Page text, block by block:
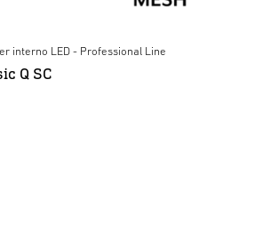
interno LED - Professional Line
Q SC